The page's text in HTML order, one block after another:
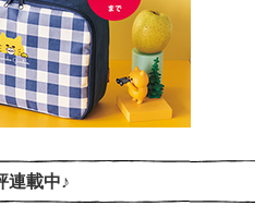
連載中♪